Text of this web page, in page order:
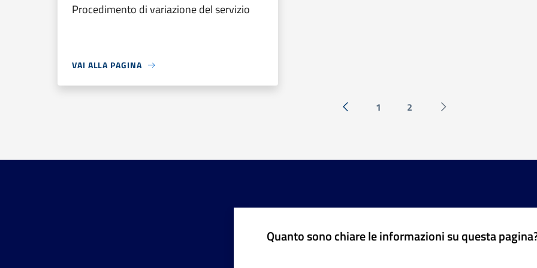
Procedimento di variazione del servizio
VAI ALLA PAGINA
« Precedente
1 2
Successiva »
Quanto sono chiare le informazioni su questa